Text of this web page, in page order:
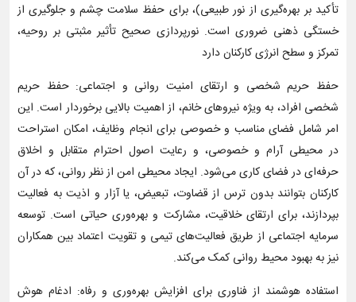
تأکید بر بهره‌گیری از نور طبیعی)، برای حفظ سلامت چشم و جلوگیری از
خستگی ذهنی ضروری است. نورپردازی صحیح تأثیر مثبتی بر روحیه،
تمرکز و سطح انرژی کارکنان دارد
حفظ حریم شخصی و ارتقای امنیت روانی و اجتماعی: حفظ حریم
شخصی افراد، به ویژه نیروهای خانم، از اهمیت بالایی برخوردار است. این
امر شامل فضای مناسب و خصوصی برای انجام وظایف، امکان استراحت
در محیطی آرام و خصوصی، و رعایت اصول احترام متقابل و اخلاق
حرفه‌ای در فضای کاری می‌شود. ایجاد محیطی امن از نظر روانی، که در آن
کارکنان بتوانند بدون ترس از قضاوت، تبعیض، یا آزار و اذیت به فعالیت
بپردازند، برای ارتقای خلاقیت، مشارکت و بهره‌وری حیاتی است. توسعه
سرمایه اجتماعی از طریق فعالیت‌های تیمی و تقویت اعتماد بین همکاران
نیز به بهبود محیط روانی کمک می‌کند.
استفاده هوشمند از فناوری برای افزایش بهره‌وری و رفاه: ادغام هوش